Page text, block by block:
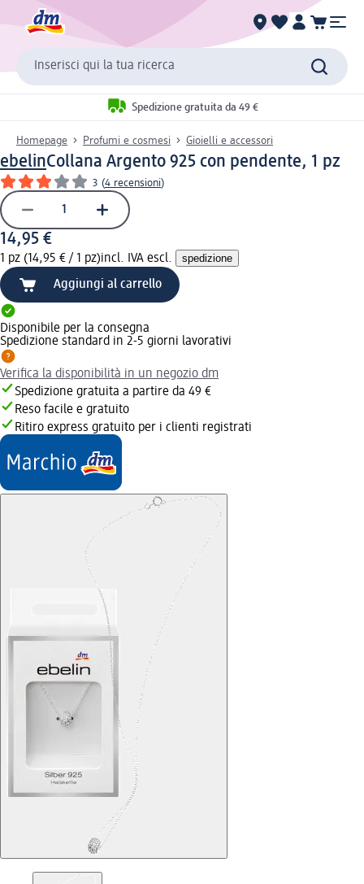
Inserisci qui la tua ricerca
Spedizione gratuita da 49 €
Homepage Profumi e cosmesi Gioielli e accessori
ebelinCollana Argento 925 con pendente, 1 pz
3 (4 recensioni)
14,95 €
1 pz (14,95 € / 1 pz)incl. IVA escl. spedizione
Aggiungi al carrello
Disponibile per la consegna
Spedizione standard in 2-5 giorni lavorativi
Verifica la disponibilità in un negozio dm
Spedizione gratuita a partire da 49 €
Reso facile e gratuito
Ritiro express gratuito per i clienti registrati